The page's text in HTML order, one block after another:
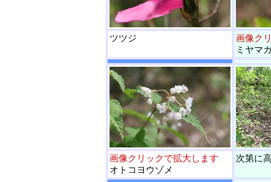
ツツジ
画像ク
ミヤマ
画像クリックで拡大します
オトコヨウゾメ
次第に